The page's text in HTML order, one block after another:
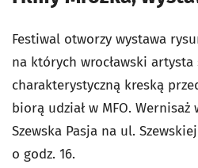
Festiwal otworzy wystawa
na których wrocławski artysta
charakterystyczną kreską
biorą udział w MFO. Wernisaż
Szewska Pasja na ul.
o godz. 16.